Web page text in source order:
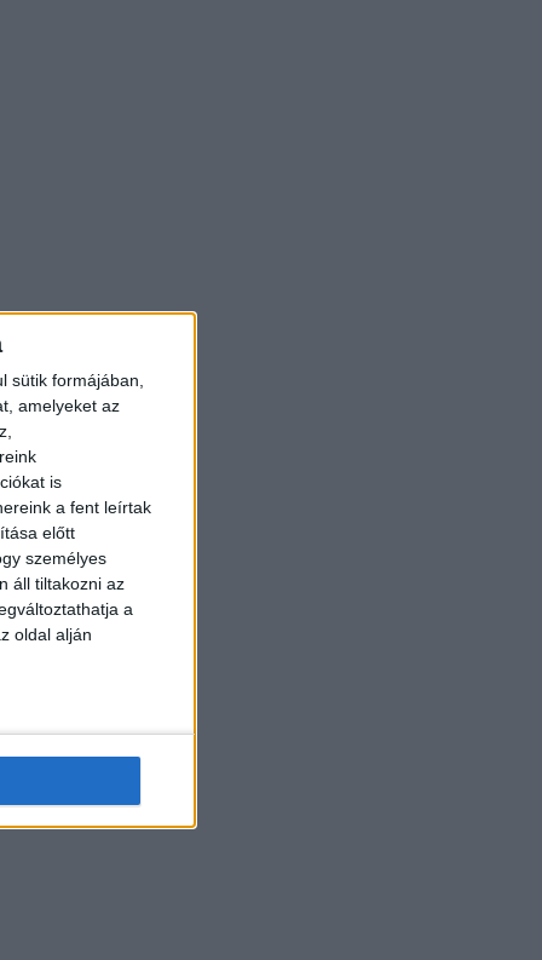
sütik formájában,
amelyeket az
is
a fent leírtak
előtt
személyes
áll tiltakozni az
a
oldal alján